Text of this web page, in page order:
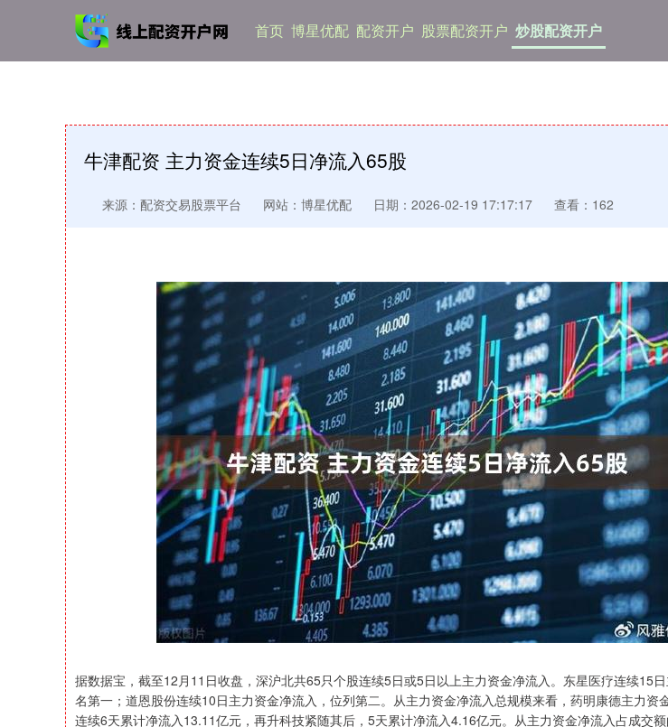
首页 博星优配 配资开户 股票配资开户 炒股配资开户
牛津配资 主力资金连续5日净流入65股
来源：配资交易股票平台 网站：博星优配 日期：2026-02-19 17:17:17 查看：162
据数据宝，截至12月11日收盘，深沪北共65只个股连续5日或5日以上主力资金净流入。东星医疗连续15
名第一；道恩股份连续10日主力资金净流入，位列第二。从主力资金净流入总规模来看，药明康德主力资
连续6天累计净流入13.11亿元，再升科技紧随其后，5天累计净流入4.16亿元。从主力资金净流入占成交
沪深300 4694.44 43.13 0.93% 北证50 1134.24